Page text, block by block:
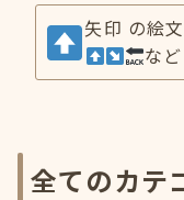
矢印 の絵
な
全てのカテ